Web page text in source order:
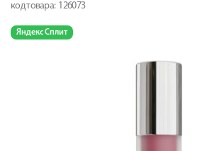
код товара: 126073
Яндекс Сплит